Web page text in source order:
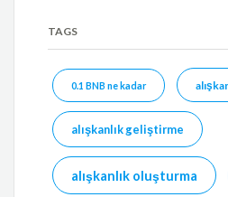
TAGS
0.1 BNB ne kadar
alışkanlık geliştirme
alışkanlık oluşturma